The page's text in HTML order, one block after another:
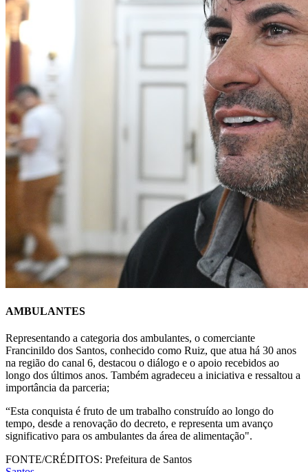
AMBULANTES
Representando a categoria dos ambulantes, o comerciante
Francinildo dos Santos, conhecido como Ruiz, que atua há 30 anos
na região do canal 6, destacou o diálogo e o apoio recebidos ao
longo dos últimos anos. Também agradeceu a iniciativa e ressaltou a
importância da parceria;
“Esta conquista é fruto de um trabalho construído ao longo do
tempo, desde a renovação do decreto, e representa um avanço
significativo para os ambulantes da área de alimentação".
FONTE/CRÉDITOS: Prefeitura de Santos